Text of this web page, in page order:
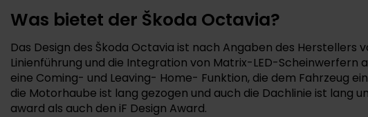
Was bietet der Škoda Octavia?
Das Design des Škoda Octavia ist nach Angaben des
Linienführung und die Integration von Matrix-LED-
eine Coming- und Leaving- Home- Funktion, die dem Fahrzeug
die Motorhaube ist lang gezogen und auch die Dachlinie ist lang
award als auch den iF Design Award.